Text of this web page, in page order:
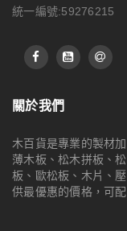
統一編號:59276215
關於我們
木百貨是專業的製材
薄木板、松木拼板、
板、歐松板、木片、
供最優惠的價格，可